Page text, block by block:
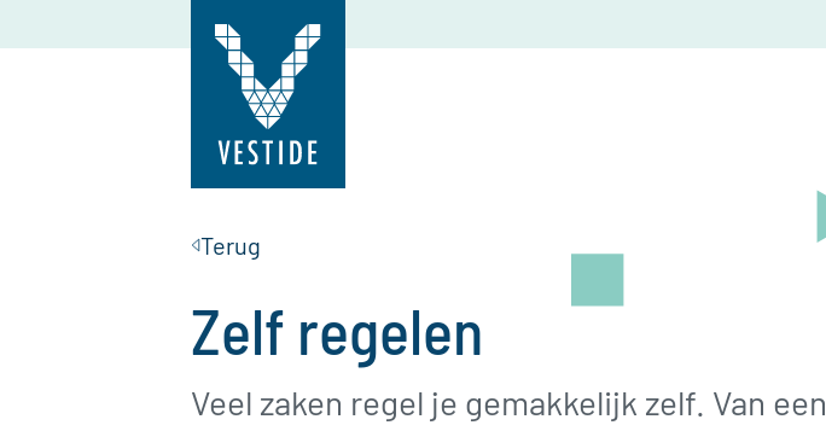
Terug
Zelf regelen
Veel zaken regel je gemakkelijk zelf. Van een